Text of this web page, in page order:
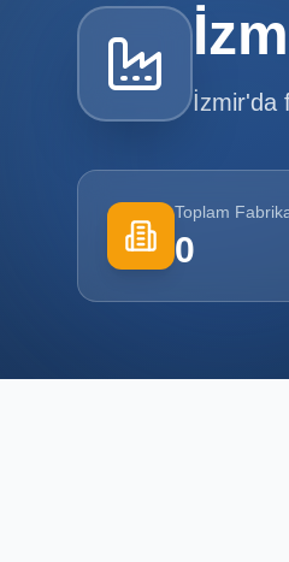
İzmir'da
Toplam
0